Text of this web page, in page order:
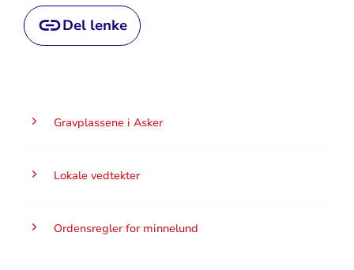
Del lenke
Gravplassene i Asker
Lokale vedtekter
Ordensregler for minnelund